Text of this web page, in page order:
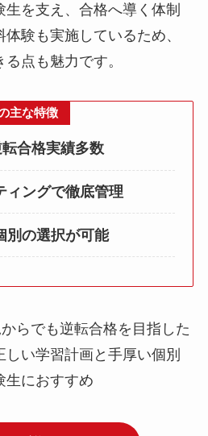
を支え、合格へ導く体制
験も実施しているため、
点も魅力です。
主な特徴
合格実績多数
ィングで徹底管理
別の選択が可能
らでも逆転合格を目指した
い学習計画と手厚い個別
生におすすめ